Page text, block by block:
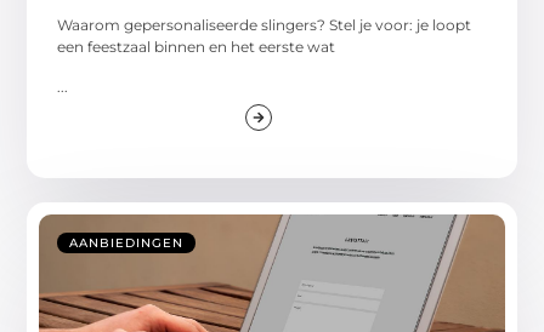
Waarom gepersonaliseerde slingers? Stel je voor: je loopt
een feestzaal binnen en het eerste wat
AANBIEDINGEN